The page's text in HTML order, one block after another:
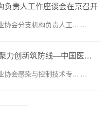
负责人工作座谈会在京召开
协会分支机构负责人工... …
【分支机构】承前启后谋新篇 聚力创新筑防线—中国医疗器械行业协会感染与控制技术专业委员会换届会暨第六届第一次会员代表大会圆满召开
协会感染与控制技术专... …